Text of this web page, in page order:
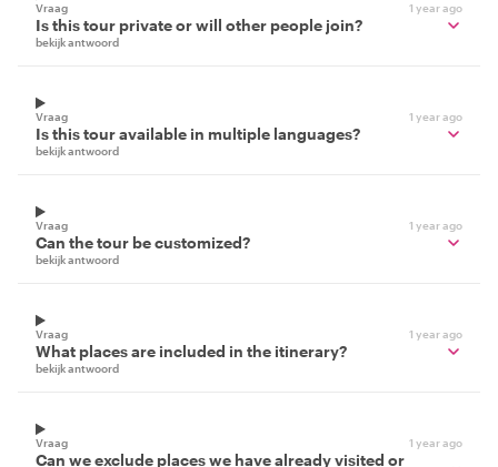
Vraag 1 year ago
Is this tour private or will other people join?
bekijk antwoord
Vraag 1 year ago
Is this tour available in multiple languages?
bekijk antwoord
Vraag 1 year ago
Can the tour be customized?
bekijk antwoord
Vraag 1 year ago
What places are included in the itinerary?
bekijk antwoord
Vraag 1 year ago
Can we exclude places we have already visited or